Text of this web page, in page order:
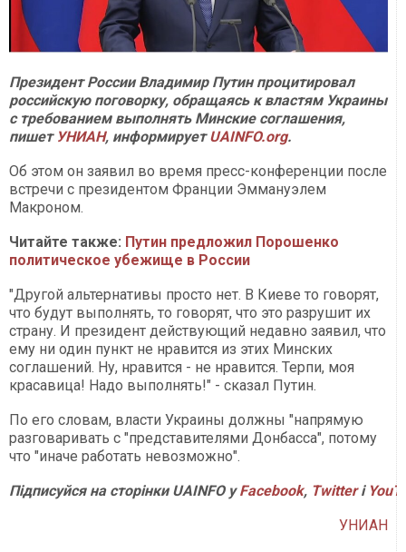
Президент России Владимир Путин процитировал
российскую поговорку, обращаясь к властям Украины
с требованием выполнять Минские соглашения,
пишет УНИАН, информируетUAINFO.org.
Об этом он заявил во время пресс-конференции после
встречи с президентом Франции Эммануэлем
Макроном.
Читайте также: Путин предложил Порошенко
политическое убежище в России
"Другой альтернативы просто нет. В Киеве то говорят,
что будут выполнять, то говорят, что это разрушит их
страну. И президент действующий недавно заявил, что
ему ни один пункт не нравится из этих Минских
соглашений. Ну, нравится - не нравится. Терпи, моя
красавица! Надо выполнять!" - сказал Путин.
По его словам, власти Украины должны "напрямую
разговаривать с "представителями Донбасса", потому
что "иначе работать невозможно".
Підписуйся на сторінки UAINFO уFacebook, Twitterі
УНИАН